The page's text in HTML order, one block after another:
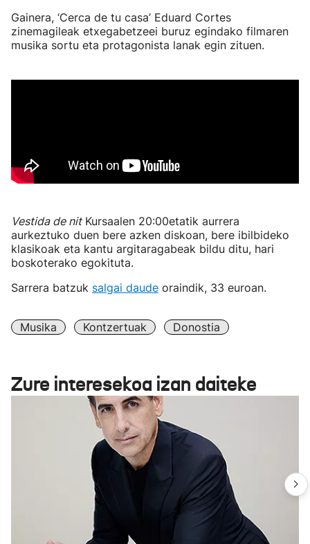
Gainera, ‘Cerca de tu casa’ Eduard Cortes
zinemagileak etxegabetzeei buruz egindako filmaren
musika sortu eta protagonista lanak egin zituen.
Vestida de nitKursaalen 20:00etatik aurrera
aurkeztuko duen bere azken diskoan, bere ibilbideko
klasikoak eta kantu argitaragabeak bildu ditu, hari
boskoterako egokituta.
Sarrera batzuk salgai daude oraindik, 33 euroan.
Musika Kontzertuak Donostia
Zure interesekoa izan daiteke